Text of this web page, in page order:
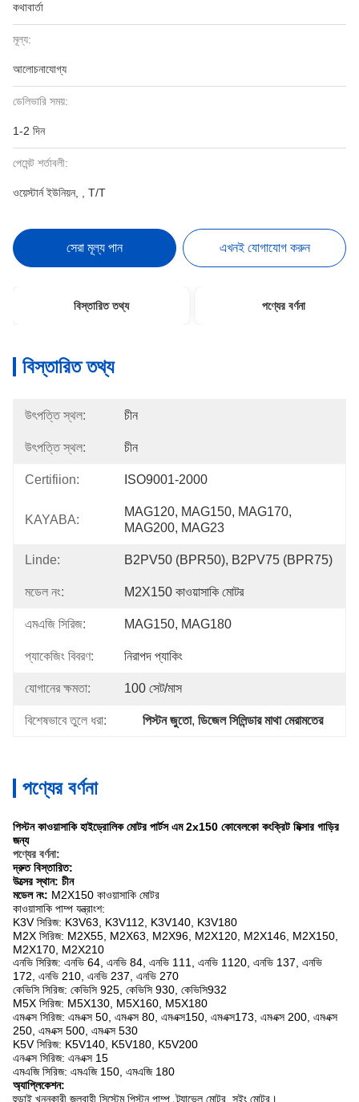
কথাবার্তা
মূল্য:
আলোচনাযোগ্য
ডেলিভারি সময়:
1-2 দিন
পেমেন্ট শর্তাবলী:
ওয়েস্টার্ন ইউনিয়ন, , T/T
সেরা মূল্য পান এখনই যোগাযোগ করুন
বিস্তারিত তথ্য পণ্যের বর্ণনা
বিস্তারিত তথ্য
উৎপত্তি স্থল: চীন
উৎপত্তি স্থল: চীন
Certifiion: ISO9001-2000
KAYABA:
MAG120, MAG150, MAG170,
MAG200, MAG23
Linde: B2PV50 (BPR50), B2PV75 (BPR75)
মডেল নং: M2X150 কাওয়াসাকি মোটর
এমএজি সিরিজ: MAG150, MAG180
প্যাকেজিং বিবরণ: নিরাপদ প্যাকিং
যোগানের ক্ষমতা: 100 সেট/মাস
বিশেষভাবে তুলে ধরা: পিস্টন জুতো, ডিজেল সিলিন্ডার মাথা মেরামতের
পণ্যের বর্ণনা
পিস্টন কাওয়াসাকি হাইড্রোলিক মোটর পার্টস এম 2x150 কোবেলকো কংক্রিট মিক্সার গাড়ির
জন্য
পণ্যের বর্ণনা:
দ্রুত বিস্তারিত:
উত্সের স্থান: চীন
মডেল নং: M2X150 কাওয়াসাকি মোটর
কাওয়াসাকি পাম্প যন্ত্রাংশ:
K3V সিরিজ: K3V63, K3V112, K3V140, K3V180
M2X সিরিজ: M2X55, M2X63, M2X96, M2X120, M2X146, M2X150,
M2X170, M2X210
এনভি সিরিজ: এনভি 64, এনভি 84, এনভি 111, এনভি 1120, এনভি 137, এনভি
172, এনভি 210, এনভি 237, এনভি 270
কেভিসি সিরিজ: কেভিসি 925, কেভিসি 930, কেভিসি932
M5X সিরিজ: M5X130, M5X160, M5X180
এমএক্স সিরিজ: এমএক্স 50, এমএক্স 80, এমএক্স150, এমএক্স173, এমএক্স 200, এমএক্স
250, এমএক্স 500, এমএক্স 530
K5V সিরিজ: K5V140, K5V180, K5V200
এনএক্স সিরিজ: এনএক্স 15
এমএজি সিরিজ: এমএজি 150, এমএজি 180
অ্যাপ্লিকেশন:
হুন্ডাই খননকারী জলবাহী সিস্টেম পিস্টন পাম্প, ট্র্যাভেল মোটর, সুইং মোটর।